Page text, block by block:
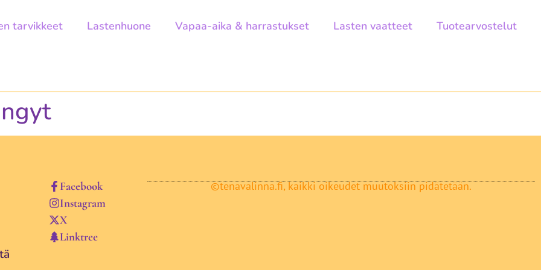
tarvikkeet Lastenhuone Vapaa-aika & harrastukset Lasten vaatteet Tuotearvostelut
Facebook
Instagram
X
Linktree
©tenavalinna.fi, kaikki oikeudet muutoksiin pidätetään.